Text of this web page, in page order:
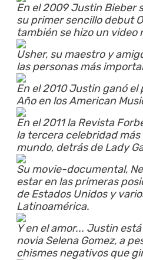
En el 2009 Justin Bieber
su primer sencillo debut
también se hizo un video
Usher, su maestro y
las personas más
En el 2010 Justin ganó el
Año en los American
En el 2011 la Revista
la tercera celebridad
mundo, detrás de Lady
Su movie-documental,
estar en las primeras
de Estados Unidos y
Latinoamérica.
Y en el amor... Justin
novia Selena Gomez, a
chismes negativos que